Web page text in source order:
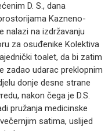
D. S., dana
Kazneno-
nalazi na izdržavanju
za osuđenike Kolektiva
toalet, da bi zatim
zadao udarac preklopnim
donje desne strane
nakon čega je D.S.
pružanja medicinske
satima, uslijed